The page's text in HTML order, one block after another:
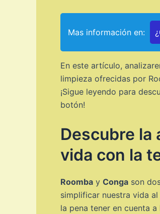
Mas información en:
En este artículo,
limpieza ofrecidas por
¡Sigue leyendo para
botón!
Descubre la
vida con la
Roomba y Conga son
simplificar nuestra vida
la pena tener en cuenta